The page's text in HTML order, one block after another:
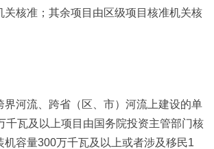
关核准；其余项目由区级项目核准机关核
河流、跨省（区、市）河流上建设的单
千瓦及以上项目由国务院投资主管部门核
机容量300万千瓦及以上或者涉及移民1